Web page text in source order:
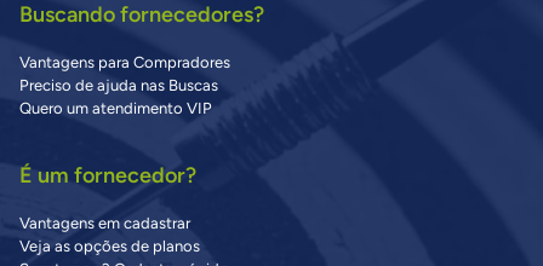
Buscando fornecedores?
Vantagens para Compradores
Preciso de ajuda nas Buscas
Quero um atendimento VIP
É um fornecedor?
Vantagens em cadastrar
Veja as opções de planos